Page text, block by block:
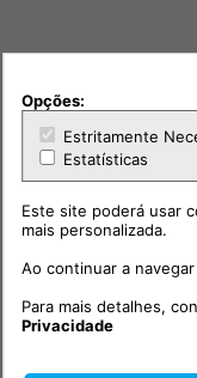
Opções:
Estritamente
Estatísticas
Este site poderá usar
mais personalizada.
Ao continuar a
Para mais detalhes,
Privacidade